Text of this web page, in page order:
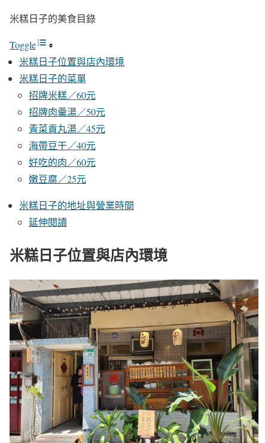
米糕日子的美食目錄
Toggle
米糕日子位置與店內環境
米糕日子的菜單
招牌米糕／60元
招牌肉羹湯／50元
青菜貢丸湯／45元
海帶豆干／40元
好吃的肉／60元
嫩豆腐／25元
米糕日子的地址與營業時間
延伸閱讀
米糕日子位置與店內環境